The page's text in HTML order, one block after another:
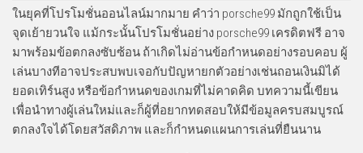
ในยุคที่โปรโมชั่นออนไลน์มากมาย คำว่า porsche99 มักถูกใช้เป็น
จุดเย้ายวนใจ แม้กระนั้นโปรโมชั่นอย่าง porsche99 เครดิตฟรี อาจ
มาพร้อมข้อตกลงซับซ้อน ถ้าเกิดไม่อ่านข้อกำหนดอย่างรอบคอบ ผู้
เล่นบางทีอาจประสบพบเจอกับปัญหายกตัวอย่างเช่นถอนเงินมิได้
ยอดเทิร์นสูง หรือข้อกำหนดของเกมที่ไม่คาดคิด บทความนี้เขียน
เพื่อนำทางผู้เล่นใหม่และก็ผู้ที่อยากทดสอบให้มีข้อมูลครบสมบูรณ์
ตกลงใจได้โดยสวัสดิภาพ และก็กำหนดแผนการเล่นที่ยืนนาน